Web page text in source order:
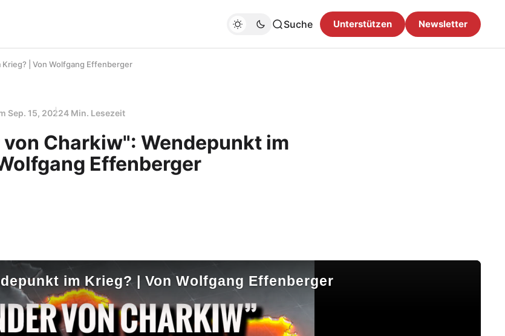
Suche Unterstützen Newsletter
| Von Wolfgang Effenberger
Sep. 15, 20224 Min. Lesezeit
von Charkiw": Wendepunkt im
Effenberger